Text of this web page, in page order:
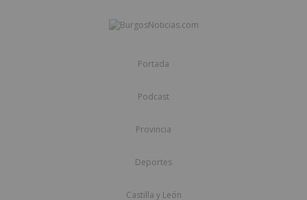
Portada
Podcast
Provincia
Deportes
Castilla y León